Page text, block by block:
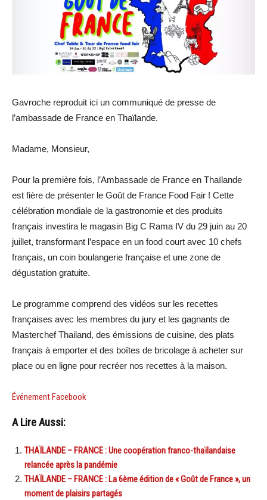
Gavroche reproduit ici un communiqué de presse de
l’ambassade de France en Thaïlande.
Madame, Monsieur,
Pour la première fois, l’Ambassade de France en Thaïlande
est fière de présenter le Goût de France Food Fair ! Cette
célébration mondiale de la gastronomie et des produits
français investira le magasin Big C Rama IV du 29 juin au 20
juillet, transformant l’espace en un food court avec 10 chefs
français, un coin boulangerie française et une zone de
dégustation gratuite.
Le programme comprend des vidéos sur les recettes
françaises avec les membres du jury et les gagnants de
Masterchef Thailand, des émissions de cuisine, des plats
français à emporter et des boîtes de bricolage à acheter sur
place ou en ligne pour recréer nos recettes à la maison.
Événement Facebook
A Lire Aussi:
THAÏLANDE – FRANCE : Une coopération franco-thaïlandaise
relancée après la pandémie
THAÏLANDE – FRANCE : La 6ème édition de « Goût de France », un
moment de plaisirs partagés